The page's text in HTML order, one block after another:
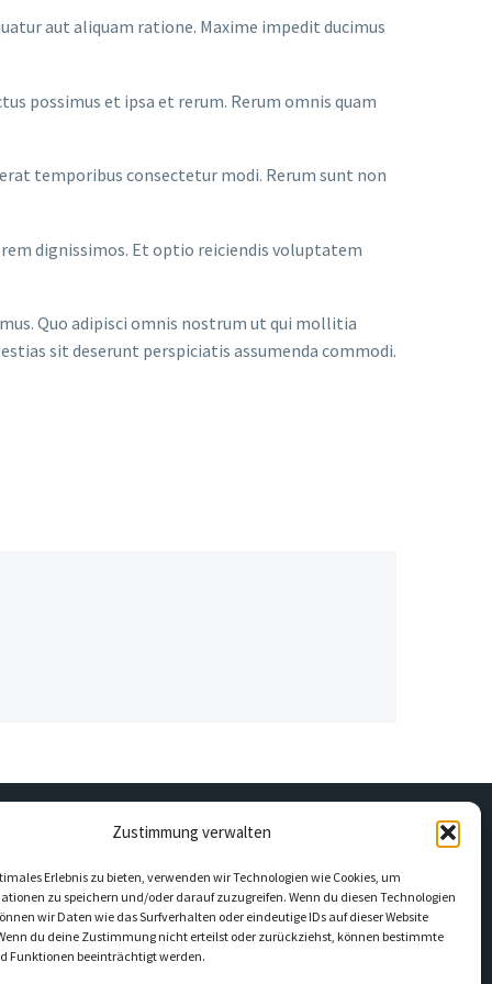
Zustimmung verwalten
Erlebnis zu bieten, verwenden wir Technologien wie Cookies, um
zu speichern und/oder darauf zuzugreifen. Wenn du diesen Technologien
wir Daten wie das Surfverhalten oder eindeutige IDs auf dieser Website
du deine Zustimmung nicht erteilst oder zurückziehst, können bestimmte
Funktionen beeinträchtigt werden.
aut aliquam ratione. Maxime impedit ducimus
possimus et ipsa et rerum. Rerum omnis quam
temporibus consectetur modi. Rerum sunt non
dignissimos. Et optio reiciendis voluptatem
Quo adipisci omnis nostrum ut qui mollitia
sit deserunt perspiciatis assumenda commodi.
RECHTLICHES
Datenschutzerklärung
Impressum